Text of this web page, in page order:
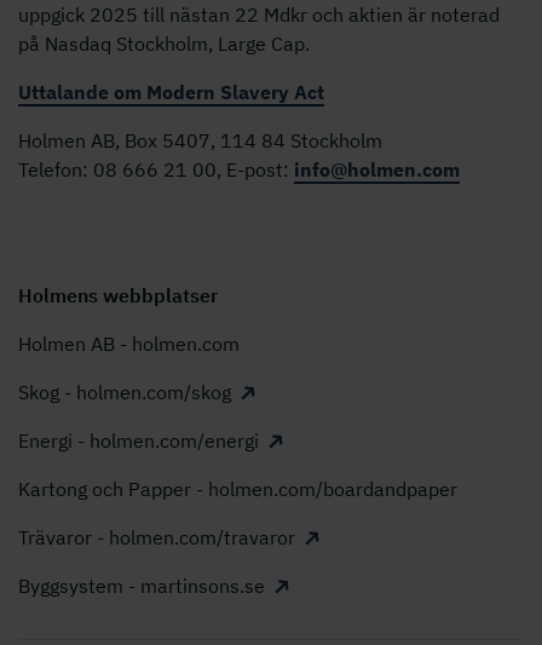
uppgick 2025 till nästan 22 Mdkr och aktien är noterad
på Nasdaq Stockholm, Large Cap.
Uttalande om Modern Slavery Act
Holmen AB, Box 5407, 114 84 Stockholm
Telefon: 08 666 21 00, E-post: info@holmen.com
Holmens webbplatser
Holmen AB - holmen.com
Skog - holmen.com/skog
Energi - holmen.com/energi
Kartong och Papper - holmen.com/boardandpaper
Trävaror - holmen.com/travaror
Byggsystem - martinsons.se